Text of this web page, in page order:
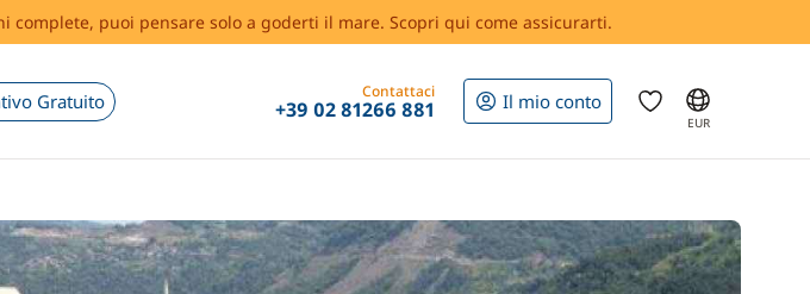
puoi pensare solo a goderti il mare. Scopri qui come assicurarti.
Gratuito Contattaci
+39 02 81266 881 Il mio conto
EUR